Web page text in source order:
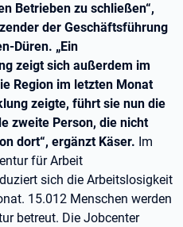
Betrieben zu schließen“,
der Geschäftsführung
Düren. „Ein
zeigt sich außerdem im
Region im letzten Monat
zeigte, führt sie nun die
zweite Person, die nicht
dort“, ergänzt Käser. Im
für Arbeit
sich die Arbeitslosigkeit
15.012 Menschen werden
betreut. Die Jobcenter